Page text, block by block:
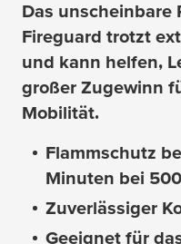
Das unscheinbare
Fireguard trotzt
und kann helfen,
großer Zugewinn
Mobilität.
Flammschutz
Minuten bei
Zuverlässiger
Geeignet für